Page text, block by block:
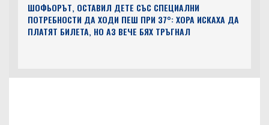
ШОФЬОРЪТ, ОСТАВИЛ ДЕТЕ СЪС СПЕЦИАЛНИ
ПОТРЕБНОСТИ ДА ХОДИ ПЕШ ПРИ 37°: ХОРА ИСКАХА ДА
ПЛАТЯТ БИЛЕТА, НО АЗ ВЕЧЕ БЯХ ТРЪГНАЛ